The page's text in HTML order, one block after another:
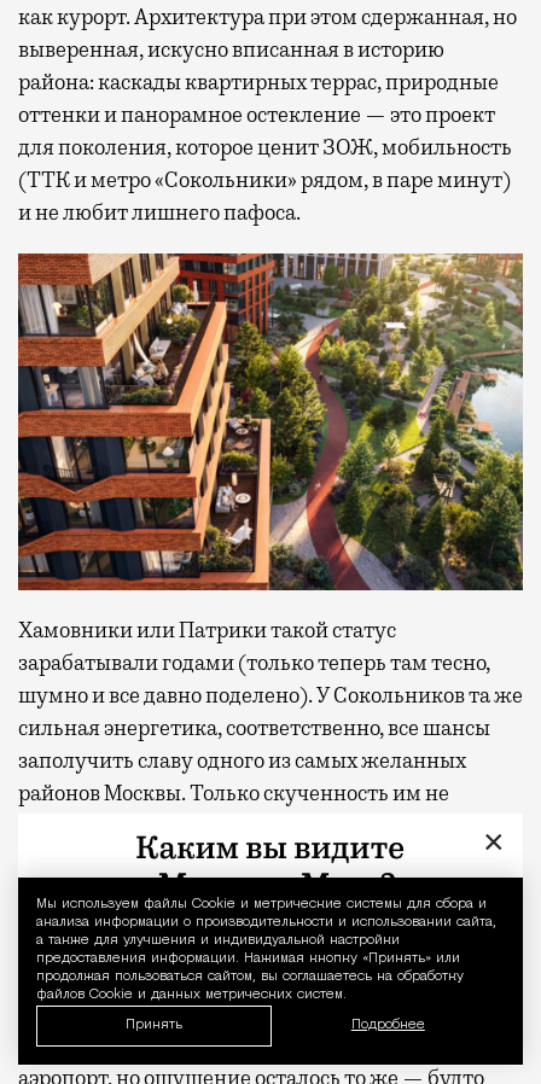
Уведомление
Мы используем файлы Сookie и метрические системы для сбора и
анализа информации о производительности и использовании сайта,
а также для улучшения и индивидуальной настройки
предоставления информации. Нажимая кнопку «Принять» или
продолжая пользоваться сайтом, вы соглашаетесь на обработку
файлов Cookie и данных метрических систем.
Принять Подробнее
как курорт. Архитектура при этом сдержанная, но
выверенная, искусно вписанная в историю
района: каскады квартирных террас, природные
оттенки и панорамное остекление — это проект
для поколения, которое ценит ЗОЖ, мобильность
(ТТК и метро «Сокольники» рядом, в паре минут)
и не любит лишнего пафоса.
Хамовники или Патрики такой статус
зарабатывали годами (только теперь там тесно,
шумно и все давно поделено). У Сокольников та же
сильная энергетика, соответственно, все шансы
заполучить славу одного из самых желанных
районов Москвы. Только скученность им не
Получилось ли у меня на день выключить голову и
поверить, что я не в Москве? Почти. В моменте,
когда лежишь в шезлонге с закрытыми глазами, а
сосны шумят где-то наверху, разница между
отпуском и обычным вторником действительно
стирается. Домой я вернулась пешком, а не через
аэропорт, но ощущение осталось то же — будто
×